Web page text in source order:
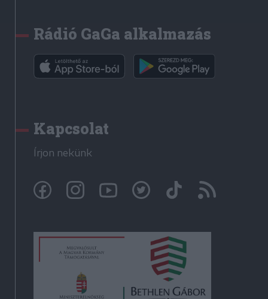
Rádió GaGa alkalmazás
Kapcsolat
Írjon nekünk